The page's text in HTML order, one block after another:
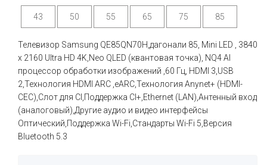
43 50 55 65 75 85
Телевизор Samsung QE85QN70H,дагонали 85, Mini LED , 3840
x 2160 Ultra HD 4K,Neo QLED (квантовая точка), NQ4 AI
процессор обработки изображений ,60 Гц, HDMI 3,USB
2,Технология HDMI ARC ,eARC,Технология Anynet+ (HDMI-
CEC),Слот для CI,Поддержка CI+,Ethernet (LAN),Антенный вход
(аналоговый),Другие аудио и видео интерфейсы
Оптический,Поддержка Wi-Fi,Стандарты Wi-Fi 5,Версия
Bluetooth 5.3